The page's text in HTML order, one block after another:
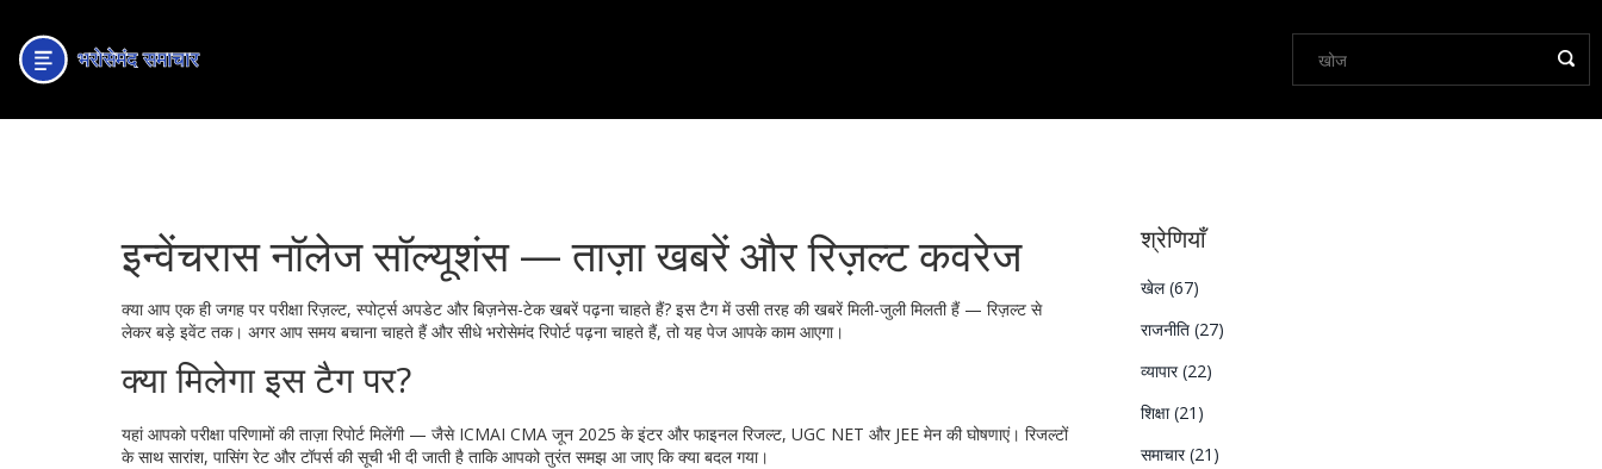
इन्वेंचरास नॉलेज सॉल्यूशंस — ताज़ा खबरें और रिज़ल्ट कवरेज
क्या आप एक ही जगह पर परीक्षा रिज़ल्ट, स्पोर्ट्स अपडेट और बिज़नेस-टेक खबरें पढ़ना चाहते हैं? इस टैग में उसी तरह की खबरें मिली-जुली मिलती हैं — रिज़ल्ट से
लेकर बड़े इवेंट तक। अगर आप समय बचाना चाहते हैं और सीधे भरोसेमंद रिपोर्ट पढ़ना चाहते हैं, तो यह पेज आपके काम आएगा।
क्या मिलेगा इस टैग पर?
यहां आपको परीक्षा परिणामों की ताज़ा रिपोर्ट मिलेंगी — जैसे ICMAI CMA जून 2025 के इंटर और फाइनल रिजल्ट, UGC NET और JEE मेन की घोषणाएं। रिजल्टों
के साथ सारांश, पासिंग रेट और टॉपर्स की सूची भी दी जाती है ताकि आपको तुरंत समझ आ जाए कि क्या बदल गया।
श्रेणियाँ
खेल(67)
राजनीति (27)
व्यापार(22)
शिक्षा(21)
समाचार(21)